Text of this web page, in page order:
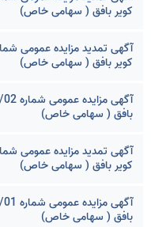
کویر بافق ( سهامی خاص)
کویر بافق ( سهامی خاص)
بافق ( سهامی خاص)
کویر بافق ( سهامی خاص)
بافق ( سهامی خاص)